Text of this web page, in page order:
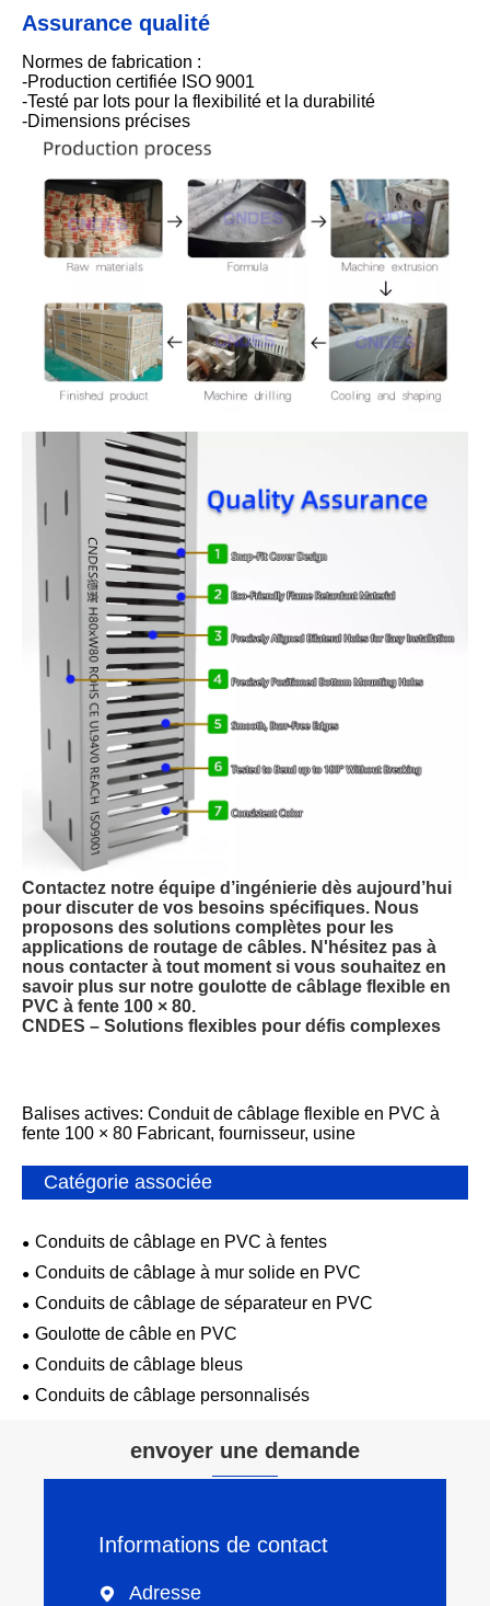
Assurance qualité
Normes de fabrication :
-Production certifiée ISO 9001
-Testé par lots pour la flexibilité et la durabilité
-Dimensions précises
Contactez notre équipe d’ingénierie dès aujourd’hui
pour discuter de vos besoins spécifiques. Nous
proposons des solutions complètes pour les
applications de routage de câbles. N'hésitez pas à
nous contacter à tout moment si vous souhaitez en
savoir plus sur notre goulotte de câblage flexible en
PVC à fente 100 × 80.
CNDES – Solutions flexibles pour défis complexes
Balises actives: Conduit de câblage flexible en PVC à
fente 100 × 80 Fabricant, fournisseur, usine
Catégorie associée
Conduits de câblage en PVC à fentes
Conduits de câblage à mur solide en PVC
Conduits de câblage de séparateur en PVC
Goulotte de câble en PVC
Conduits de câblage bleus
Conduits de câblage personnalisés
envoyer une demande
Informations de contact
 Adresse